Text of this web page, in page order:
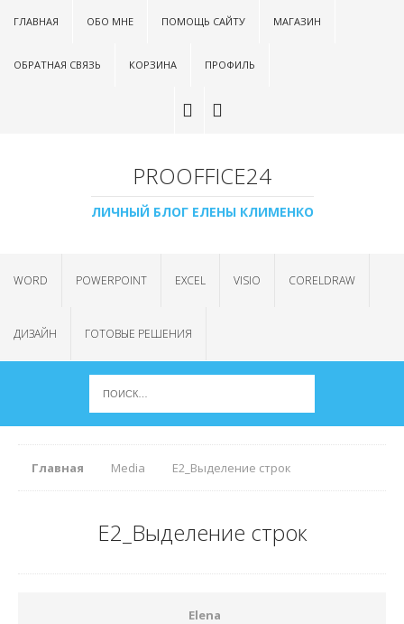
ГЛАВНАЯ ОБО МНЕ ПОМОЩЬ САЙТУ МАГАЗИН
ОБРАТНАЯ СВЯЗЬ КОРЗИНА ПРОФИЛЬ
PROOFFICE24
ЛИЧНЫЙ БЛОГ ЕЛЕНЫ КЛИМЕНКО
WORD POWERPOINT EXCEL VISIO CORELDRAW
ДИЗАЙН ГОТОВЫЕ РЕШЕНИЯ
Главная Media Е2_Выделение строк
Е2_Выделение строк
Elena